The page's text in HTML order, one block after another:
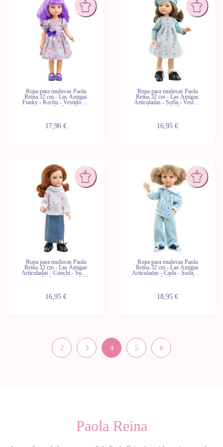
Ropa para muñecas Paola
Reina 32 cm - Las Amigas
Funky - Kechu - Vestido lila
con estampado de muñecas
17,96 €
Ropa para muñecas Paola
Reina 32 cm - Las Amigas
Articuladas - Sofía - Vestido
azul estampado de patos
16,95 €
Ropa para muñecas Paola
Reina 32 cm - Las Amigas
Articuladas - Conchi - Suéter
estampado de ovejitas y falda
16,95 €
Ropa para muñecas Paola
Reina 32 cm - Las Amigas
Articuladas - Carla - Sudadera
con estampado de osos polares
18,95 €
2 3 4 5 6
Paola Reina